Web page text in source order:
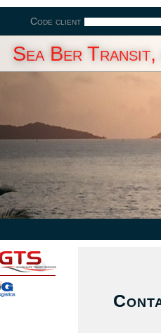
Code client
Sea Ber